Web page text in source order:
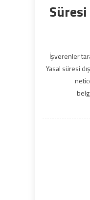
İşverenler
Yasal süresi